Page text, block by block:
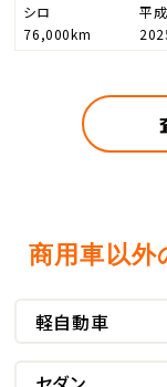
シロ 平
76,000km
商用車以外
軽自動車